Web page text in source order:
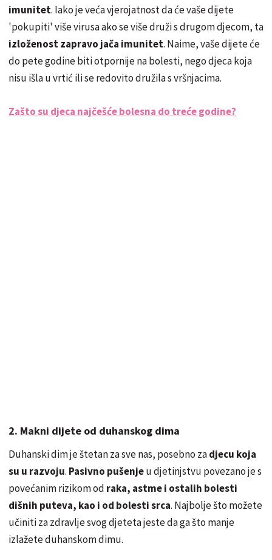
imunitet. Iako je veća vjerojatnost da će vaše dijete
'pokupiti' više virusa ako se više druži s drugom djecom, ta
izloženost zapravo jača imunitet. Naime, vaše dijete će
do pete godine biti otpornije na bolesti, nego djeca koja
nisu išla u vrtić ili se redovito družila s vršnjacima.
Zašto su djeca najčešće bolesna do treće godine?
2. Makni dijete od duhanskog dima
Duhanski dim je štetan za sve nas, posebno zadjecu koja
su u razvoju. Pasivno pušenjeu djetinjstvu povezano je s
povećanim rizikom od raka, astme i ostalih bolesti
dišnih puteva, kao i od bolesti srca. Najbolje što možete
učiniti za zdravlje svog djeteta jeste da ga što manje
izlažete duhanskom dimu.